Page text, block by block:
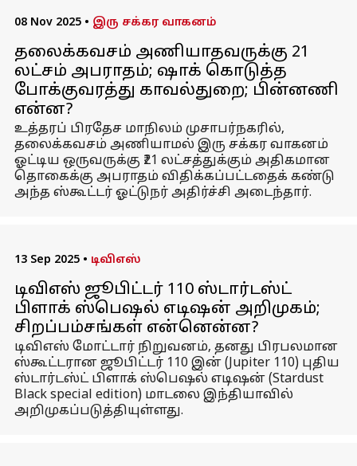
08 Nov 2025 • இரு சக்கர வாகனம்
தலைக்கவசம் அணியாதவருக்கு ₹21
லட்சம் அபராதம்; ஷாக் கொடுத்த
போக்குவரத்து காவல்துறை; பின்னணி
என்ன?
உத்தரப் பிரதேச மாநிலம் முசாபர்நகரில்,
தலைக்கவசம் அணியாமல் இரு சக்கர வாகனம்
ஓட்டிய ஒருவருக்கு ₹21 லட்சத்துக்கும் அதிகமான
தொகைக்கு அபராதம் விதிக்கப்பட்டதைக் கண்டு
அந்த ஸ்கூட்டர் ஓட்டுநர் அதிர்ச்சி அடைந்தார்.
13 Sep 2025 • டிவிஎஸ்
டிவிஎஸ் ஜூபிட்டர் 110 ஸ்டார்டஸ்ட்
பிளாக் ஸ்பெஷல் எடிஷன் அறிமுகம்;
சிறப்பம்சங்கள் என்னென்ன?
டிவிஎஸ் மோட்டார் நிறுவனம், தனது பிரபலமான
ஸ்கூட்டரான ஜூபிட்டர் 110 இன் (Jupiter 110) புதிய
ஸ்டார்டஸ்ட் பிளாக் ஸ்பெஷல் எடிஷன் (Stardust
Black special edition) மாடலை இந்தியாவில்
அறிமுகப்படுத்தியுள்ளது.